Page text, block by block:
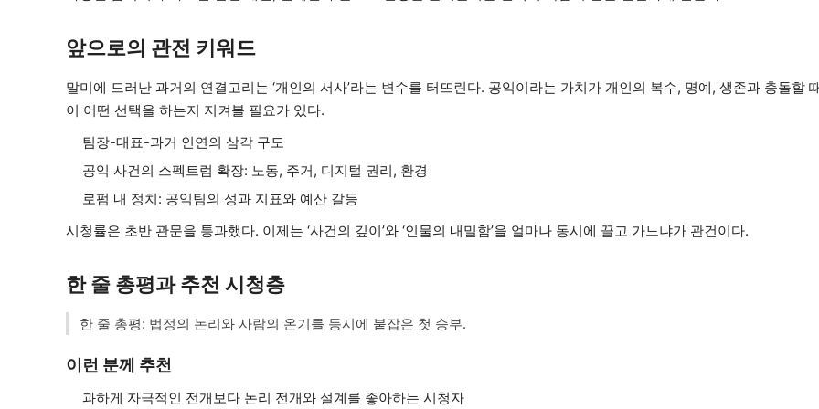
앞으로의 관전 키워드
말미에 드러난 과거의 연결고리는 ‘개인의 서사’라는 변수를 터뜨린다. 공익이라는 가치가 개인의 복수, 명예, 생존과 충돌할
이 어떤 선택을 하는지 지켜볼 필요가 있다.
팀장-대표-과거 인연의 삼각 구도
공익 사건의 스펙트럼 확장: 노동, 주거, 디지털 권리, 환경
로펌 내 정치: 공익팀의 성과 지표와 예산 갈등
시청률은 초반 관문을 통과했다. 이제는 ‘사건의 깊이’와 ‘인물의 내밀함’을 얼마나 동시에 끌고 가느냐가 관건이다.
한 줄 총평과 추천 시청층
한 줄 총평: 법정의 논리와 사람의 온기를 동시에 붙잡은 첫 승부.
이런 분께 추천
과하게 자극적인 전개보다 논리 전개와 설계를 좋아하는 시청자